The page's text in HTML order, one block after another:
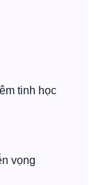
tinh học
vọng